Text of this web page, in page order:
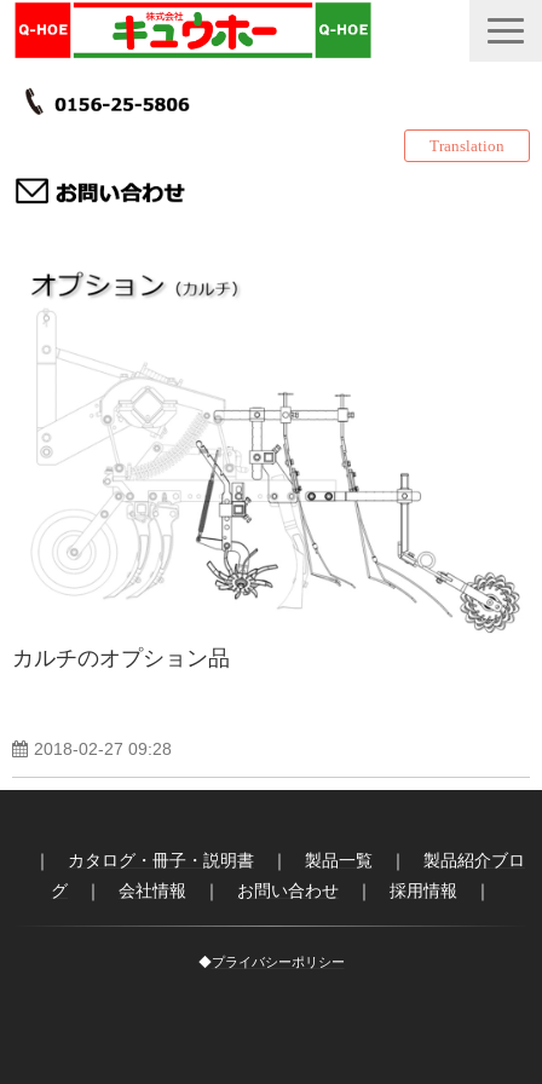
Translation
カタログ・冊子 DL
会社情報
採用情報
更新履歴
製品紹介ブログ
カルチのオプション品
2018-02-27 09:28
｜ カタログ・冊子・説明書 ｜ 製品一覧 ｜ 製品紹介ブロ
グ ｜ 会社情報 ｜ お問い合わせ ｜ 採用情報 ｜
◆プライバシーポリシー